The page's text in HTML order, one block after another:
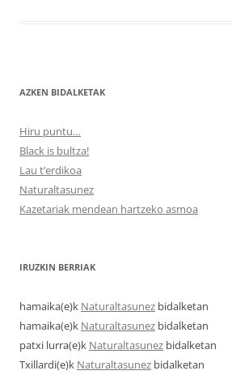
AZKEN BIDALKETAK
Hiru puntu…
Black is bultza!
Lau t’erdikoa
Naturaltasunez
Kazetariak mendean hartzeko asmoa
IRUZKIN BERRIAK
hamaika(e)k Naturaltasunez bidalketan
hamaika(e)k Naturaltasunez bidalketan
patxi lurra(e)k Naturaltasunez bidalketan
Txillardi(e)k Naturaltasunez bidalketan